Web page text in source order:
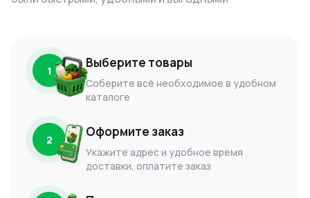
1 Выберите товары
Соберите всё необходимое в удобном
каталоге
2 Оформите заказ
Укажите адрес и удобное время
доставки, оплатите заказ